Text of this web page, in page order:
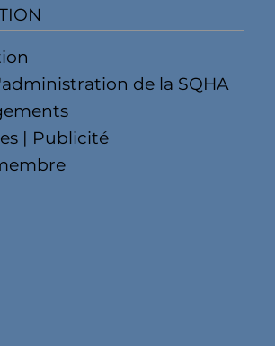
de la SQHA
| Publicité